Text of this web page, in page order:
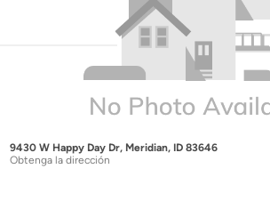
9430 W Happy Day Dr, Meridian, ID 83646
Obtenga la dirección